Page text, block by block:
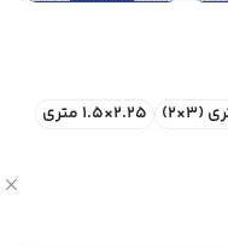
2.25×1.5 متری